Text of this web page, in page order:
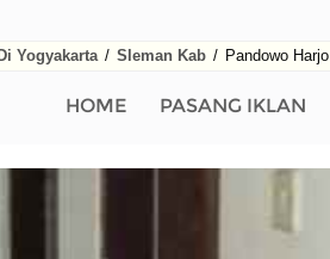
Di Yogyakarta / Sleman Kab / Pandowo Harjo
HOME PASANG IKLAN